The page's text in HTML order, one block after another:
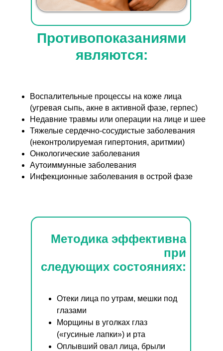
Противопоказаниями
являются:
Воспалительные процессы на коже лица
(угревая сыпь, акне в активной фазе, герпес)
Недавние травмы или операции на лице и шее
Тяжелые сердечно-сосудистые заболевания
(неконтролируемая гипертония, аритмии)
Онкологические заболевания
Аутоиммунные заболевания
Инфекционные заболевания в острой фазе
Методика эффективна
при
следующих состояниях:
Отеки лица по утрам, мешки под
глазами
Морщины в уголках глаз
(«гусиные лапки») и рта
Оплывший овал лица, брыли